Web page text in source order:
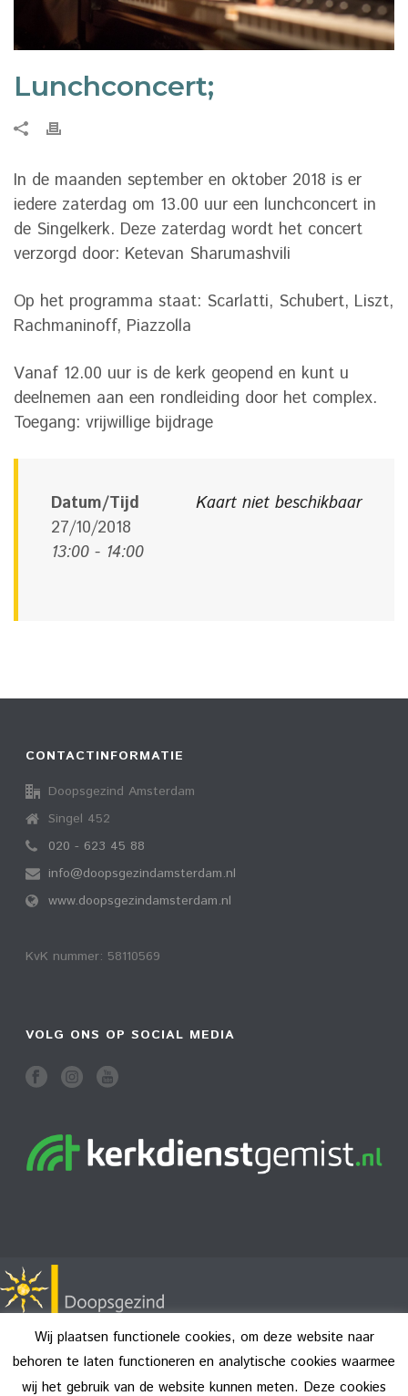
Lunchconcert;
In de maanden september en oktober 2018 is er
iedere zaterdag om 13.00 uur een lunchconcert in
de Singelkerk. Deze zaterdag wordt het concert
verzorgd door: Ketevan Sharumashvili
Op het programma staat: Scarlatti, Schubert, Liszt,
Rachmaninoff, Piazzolla
Vanaf 12.00 uur is de kerk geopend en kunt u
deelnemen aan een rondleiding door het complex.
Toegang: vrijwillige bijdrage
Kaart niet beschikbaar
Datum/Tijd
27/10/2018
13:00 - 14:00
CONTACTINFORMATIE
Doopsgezind Amsterdam
Singel 452
020 - 623 45 88
info@doopsgezindamsterdam.nl
www.doopsgezindamsterdam.nl
KvK nummer: 58110569
VOLG ONS OP SOCIAL MEDIA
Copyright All Rights Reserved © 2026
Wij plaatsen functionele cookies, om deze website naar
behoren te laten functioneren en analytische cookies waarmee
wij het gebruik van de website kunnen meten. Deze cookies